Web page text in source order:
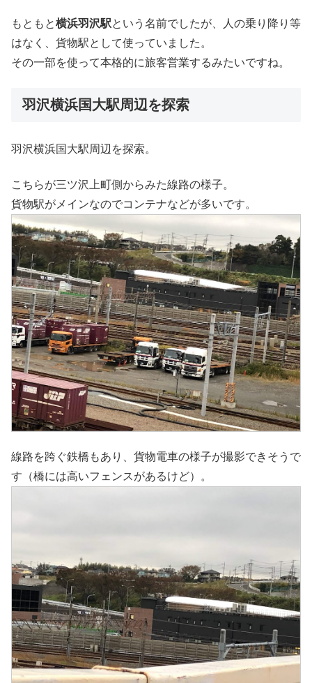
もともと横浜羽沢駅という名前でしたが、人の乗り降り等
はなく、貨物駅として使っていました。
その一部を使って本格的に旅客営業するみたいですね。
羽沢横浜国大駅周辺を探索
羽沢横浜国大駅周辺を探索。
こちらが三ツ沢上町側からみた線路の様子。
貨物駅がメインなのでコンテナなどが多いです。
線路を跨ぐ鉄橋もあり、貨物電車の様子が撮影できそうで
す（橋には高いフェンスがあるけど）。